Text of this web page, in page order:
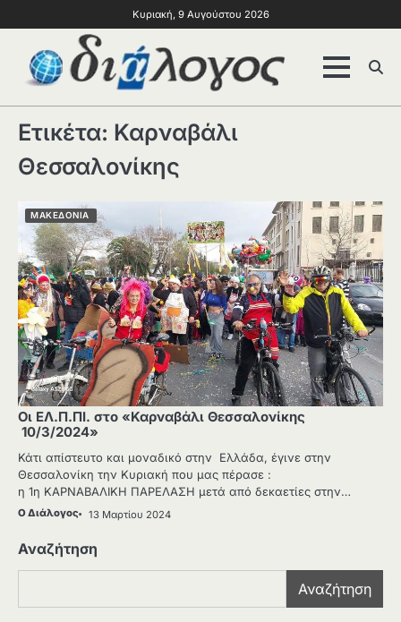
Κυριακή, 9 Αυγούστου 2026
Ετικέτα: Καρναβάλι
Θεσσαλονίκης
ΜΑΚΕΔΟΝΙΑ
Οι ΕΛ.Π.ΠΙ. στο «Καρναβάλι Θεσσαλονίκης
10/3/2024»
Κάτι απίστευτο και μοναδικό στην Ελλάδα, έγινε στην
Θεσσαλονίκη την Κυριακή που μας πέρασε :
η 1η ΚΑΡΝΑΒΑΛΙΚΗ ΠΑΡΕΛΑΣΗ μετά από δεκαετίες στην…
Ο Διάλογος 13 Μαρτίου 2024
Αναζήτηση
Αναζήτηση